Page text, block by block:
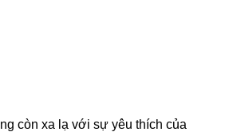
còn xa lạ với sự yêu thích của